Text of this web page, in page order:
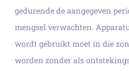
gedurende de aangegeven
mengsel verwachten.
wordt gebruikt moet in die
worden zonder als